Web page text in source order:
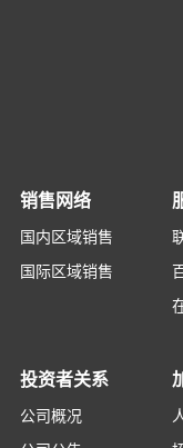
销售网络
国内区域销售
国际区域销售
投资者关系
公司概况